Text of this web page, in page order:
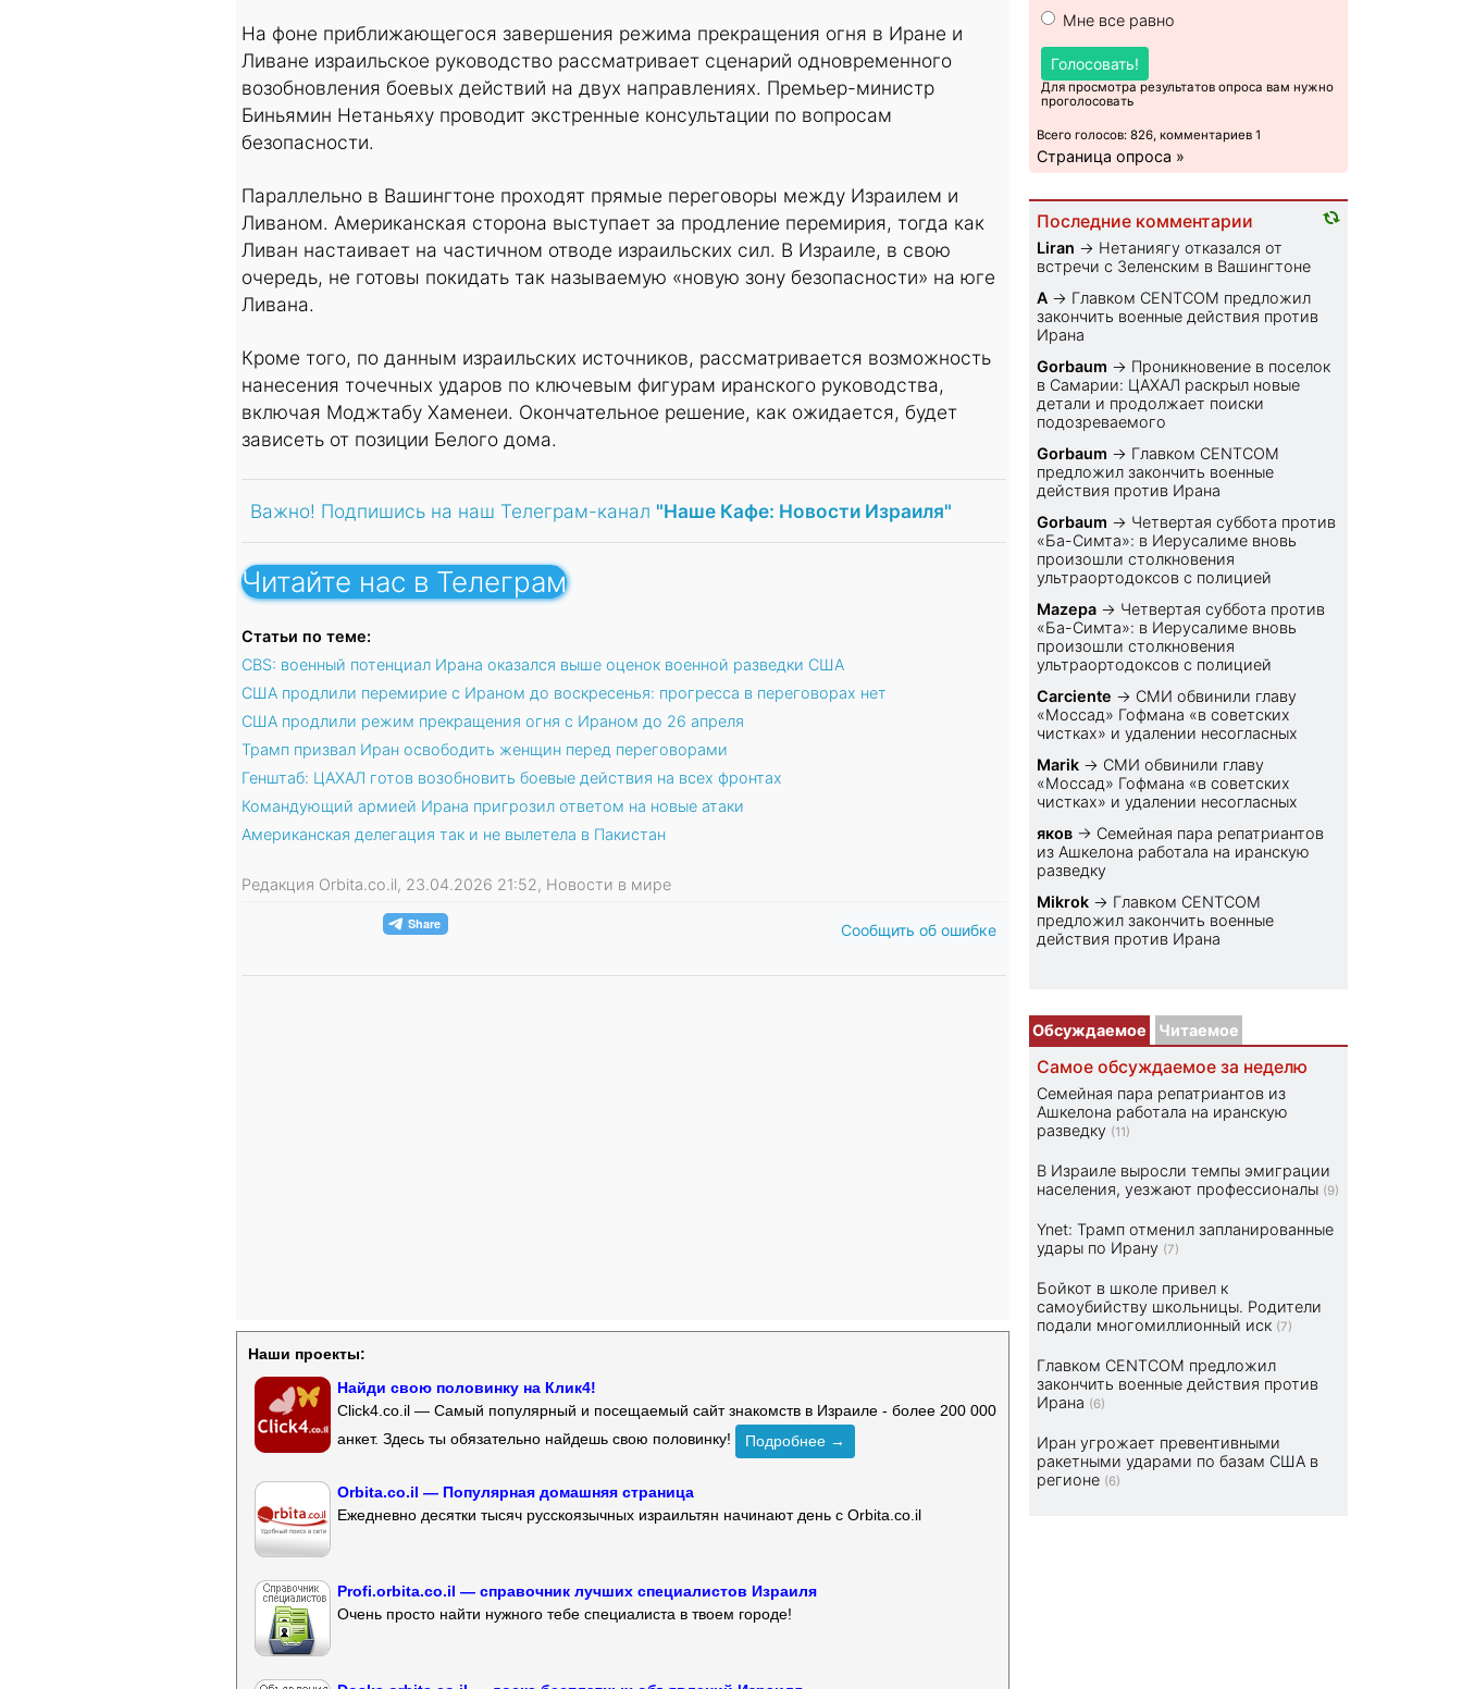
На фоне приближающегося завершения режима прекращения огня в Иране и
Ливане израильское руководство рассматривает сценарий одновременного
возобновления боевых действий на двух направлениях. Премьер-министр
Биньямин Нетаньяху проводит экстренные консультации по вопросам
безопасности.
Параллельно в Вашингтоне проходят прямые переговоры между Израилем и
Ливаном. Американская сторона выступает за продление перемирия, тогда как
Ливан настаивает на частичном отводе израильских сил. В Израиле, в свою
очередь, не готовы покидать так называемую «новую зону безопасности» на юге
Ливана.
Кроме того, по данным израильских источников, рассматривается возможность
нанесения точечных ударов по ключевым фигурам иранского руководства,
включая Моджтабу Хаменеи. Окончательное решение, как ожидается, будет
зависеть от позиции Белого дома.
Важно! Подпишись на наш Телеграм-канал "Наше Кафе: Новости Израиля"
Читайте нас в Телеграм
Статьи по теме:
CBS: военный потенциал Ирана оказался выше оценок военной разведки США
США продлили перемирие с Ираном до воскресенья: прогресса в переговорах нет
США продлили режим прекращения огня с Ираном до 26 апреля
Трамп призвал Иран освободить женщин перед переговорами
Генштаб: ЦАХАЛ готов возобновить боевые действия на всех фронтах
Командующий армией Ирана пригрозил ответом на новые атаки
Американская делегация так и не вылетела в Пакистан
Редакция Orbita.co.il, 23.04.2026 21:52, Новости в мире
Сообщить об ошибке
Наши проекты:
Найди свою половинку на Клик4!
Click4.co.il — Самый популярный и посещаемый сайт знакомств в Израиле - более 200 000
анкет. Здесь ты обязательно найдешь свою половинку!
Подробнее →
Orbita.co.il — Популярная домашняя страница
Ежедневно десятки тысяч русскоязычных израильтян начинают день с Orbita.co.il
Profi.orbita.co.il — справочник лучших специалистов Израиля
Очень просто найти нужного тебе специалиста в твоем городе!
Мне все равно
Голосовать!
Для просмотра результатов опроса вам нужно
проголосовать
Всего голосов: 826, комментариев 1
Страница опроса »
Последние комментарии
Liran → Нетаниягу отказался от
встречи с Зеленским в Вашингтоне
A → Главком CENTCOM предложил
закончить военные действия против
Ирана
Gorbaum → Проникновение в поселок
в Самарии: ЦАХАЛ раскрыл новые
детали и продолжает поиски
подозреваемого
Gorbaum → Главком CENTCOM
предложил закончить военные
действия против Ирана
Gorbaum → Четвертая суббота против
«Ба-Симта»: в Иерусалиме вновь
произошли столкновения
ультраортодоксов с полицией
Mazepa → Четвертая суббота против
«Ба-Симта»: в Иерусалиме вновь
произошли столкновения
ультраортодоксов с полицией
Carciente → СМИ обвинили главу
«Моссад» Гофмана «в советских
чистках» и удалении несогласных
Marik → СМИ обвинили главу
«Моссад» Гофмана «в советских
чистках» и удалении несогласных
яков → Семейная пара репатриантов
из Ашкелона работала на иранскую
разведку
Mikrok → Главком CENTCOM
предложил закончить военные
действия против Ирана
Обсуждаемое Читаемое
Самое обсуждаемое за неделю
Семейная пара репатриантов из
Ашкелона работала на иранскую
разведку (11)
В Израиле выросли темпы эмиграции
населения, уезжают профессионалы (9)
Ynet: Трамп отменил запланированные
удары по Ирану (7)
Бойкот в школе привел к
самоубийству школьницы. Родители
подали многомиллионный иск (7)
Главком CENTCOM предложил
закончить военные действия против
Ирана (6)
Иран угрожает превентивными
ракетными ударами по базам США в
регионе (6)